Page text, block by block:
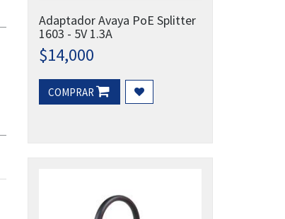
Adaptador Avaya PoE Splitter
1603 - 5V 1.3A
$14,000
COMPRAR